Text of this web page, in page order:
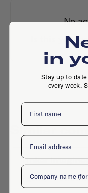
No
Is this your
Similar
Tinker
Agency· Utrecht
in
Stay up to date
every week.
First name
Email
Company